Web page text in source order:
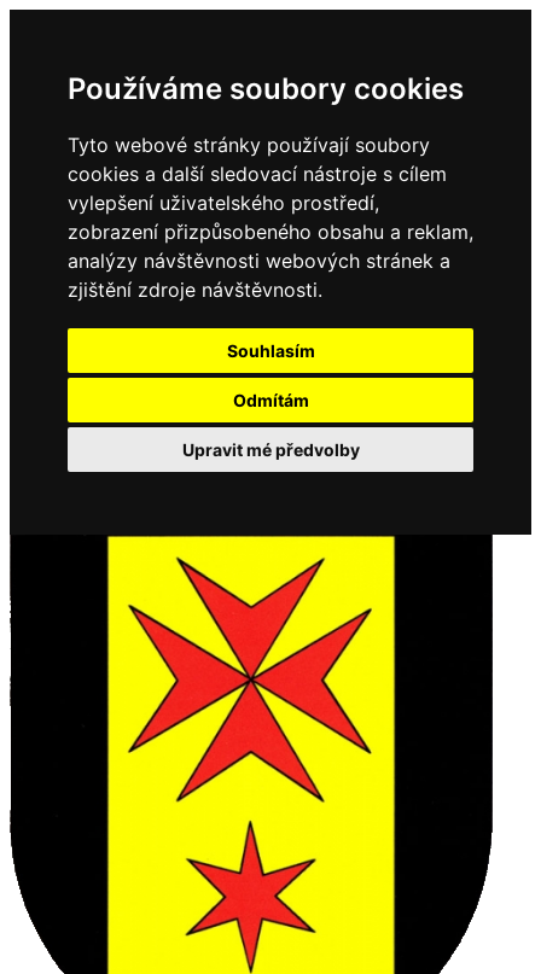
Používáme soubory cookies
Tyto webové stránky používají soubory
cookies a další sledovací nástroje s cílem
vylepšení uživatelského prostředí,
zobrazení přizpůsobeného obsahu a reklam,
analýzy návštěvnosti webových stránek a
zjištění zdroje návštěvnosti.
Souhlasím
Odmítám
Upravit mé předvolby